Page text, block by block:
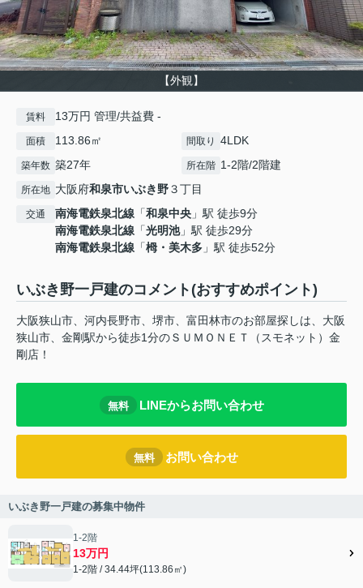
【外観】
賃料 13万円 管理/共益費 -
面積 113.86㎡ 間取り 4LDK
築年数 築27年 所在階 1-2階/2階建
所在地 大阪府和泉市いぶき野３丁目
交通 南海電鉄泉北線 「和泉中央 」駅 徒歩9分
南海電鉄泉北線 「光明池」駅 徒歩29分
南海電鉄泉北線 「栂・美木多 」駅 徒歩52分
いぶき野一戸建のコメント(おすすめポイント)
大阪狭山市、河内長野市、堺市、富田林市のお部屋探しは、大阪
狭山市、金剛駅から徒歩1分のＳＵＭＯＮＥＴ（スモネット）金
剛店！
無料 LINEからお問い合わせ
無料 お問い合わせ
いぶき野一戸建の募集中物件
1-2階
13万円
1-2階 / 34.44坪(113.86㎡)